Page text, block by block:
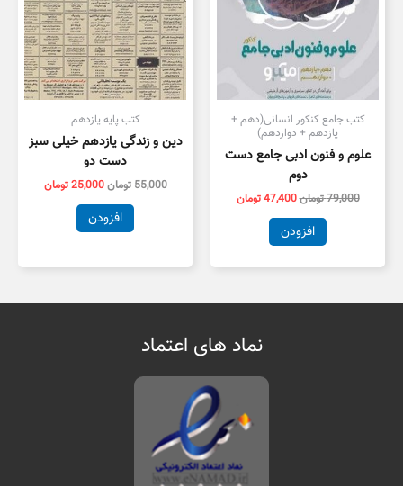
کتب جامع کنکور انسانی(دهم +
یازدهم + دوازدهم)
علوم و فنون ادبی جامع دست
دوم
79,000تومان47,400تومان
افزودن
کتب پایه یازدهم
دین و زندگی یازدهم خیلی سبز
دست دو
55,000تومان25,000تومان
افزودن
نماد های اعتماد